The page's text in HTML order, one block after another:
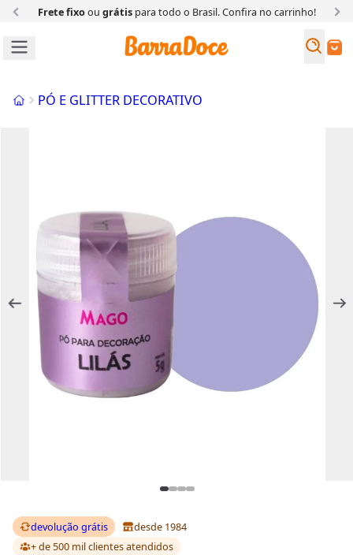
Frete fixoou grátispara todo o Brasil. Confira no carrinho!
Buscar
InícioPÓ E GLITTER DECORATIVO
devolução grátis
desde 1984
+ de 500 mil clientesatendidos